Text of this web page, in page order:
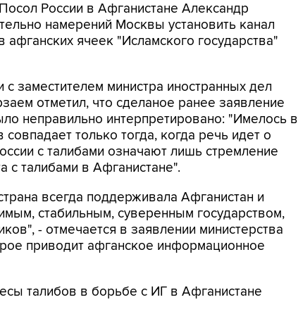
России в Афганистане Александр
намерений Москвы установить канал
ячеек "Исламского государства"
с заместителем министра иностранных дел
отметил, что сделаное ранее заявление
неправильно интерпретировано: "Имелось в
только тогда, когда речь идет о
с талибами означают лишь стремление
с талибами в Афганистане".
всегда поддерживала Афганистан и
стабильным, суверенным государством,
- отмечается в заявлении министерства
приводит афганское информационное
талибов в борьбе с ИГ в Афганистане